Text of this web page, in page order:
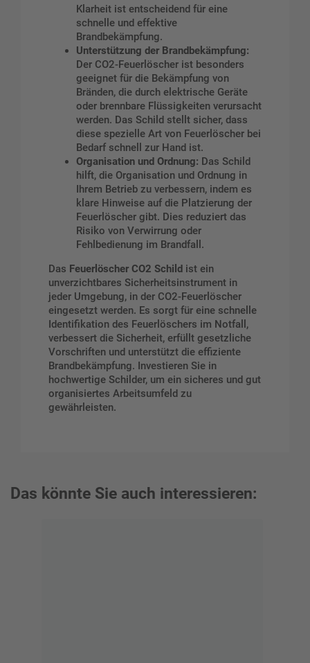
Klarheit ist entscheidend für eine
schnelle und effektive
Brandbekämpfung.
Unterstützung der Brandbekämpfung:
Der CO2-Feuerlöscher ist besonders
geeignet für die Bekämpfung von
Bränden, die durch elektrische Geräte
oder brennbare Flüssigkeiten verursacht
werden. Das Schild stellt sicher, dass
diese spezielle Art von Feuerlöscher bei
Bedarf schnell zur Hand ist.
Organisation und Ordnung: Das Schild
hilft, die Organisation und Ordnung in
Ihrem Betrieb zu verbessern, indem es
klare Hinweise auf die Platzierung der
Feuerlöscher gibt. Dies reduziert das
Risiko von Verwirrung oder
Fehlbedienung im Brandfall.
Das Feuerlöscher CO2 Schild ist ein
unverzichtbares Sicherheitsinstrument in
jeder Umgebung, in der CO2-Feuerlöscher
eingesetzt werden. Es sorgt für eine schnelle
Identifikation des Feuerlöschers im Notfall,
verbessert die Sicherheit, erfüllt gesetzliche
Vorschriften und unterstützt die effiziente
Brandbekämpfung. Investieren Sie in
hochwertige Schilder, um ein sicheres und gut
organisiertes Arbeitsumfeld zu
gewährleisten.
Das könnte Sie auch interessieren: